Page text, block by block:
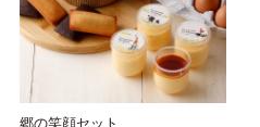
郷の笑顔セット